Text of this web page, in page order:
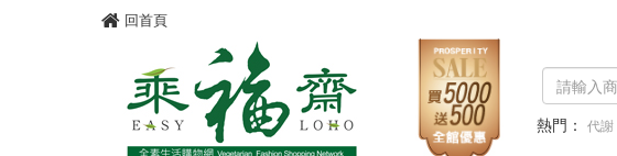
回首頁
熱門： 代謝